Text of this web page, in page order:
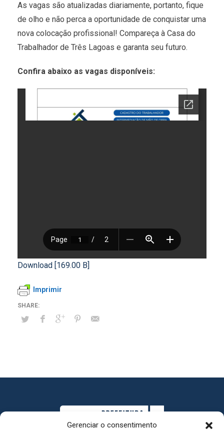
Gerenciar o consentimento
As vagas são atualizadas diariamente, portanto, fique
de olho e não perca a oportunidade de conquistar uma
nova colocação profissional! Compareça à Casa do
Trabalhador de Três Lagoas e garanta seu futuro.
Confira abaixo as vagas disponíveis:
Download [169.00 B]
Imprimir